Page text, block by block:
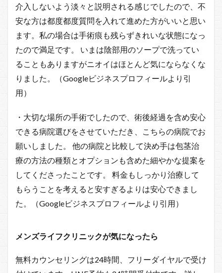
介入しないよう淡々と説明される感じでしたので、不
安な方は都度都度質問を入れて進めた方がいいと思い
ます。私の場合は手術痕も残らずきれいな状態になっ
たので満足です。 いまは陰部用のソープで洗ってい
ることもありますがニオイはほとんど気にならなくな
りました。（Googleビジネスプロフィールより引
用）
・大切な場所の手術でしたので、術後経過を含め安心
できる病院選びをさせていただき、こちらの病院でお
願いしました。 他の病院と比較して決め手は包茎治
療の方法の種類とオプションも含めた細やかな提案を
してくださったことです。 料金もしっかり治療して
もらうことを考えると安すぎるよりは安心できまし
た。（Googleビジネスプロフィールより引用）
メンズライフクリニックが気になったら
無料カウンセリングは24時間、フリーダイヤルで受け